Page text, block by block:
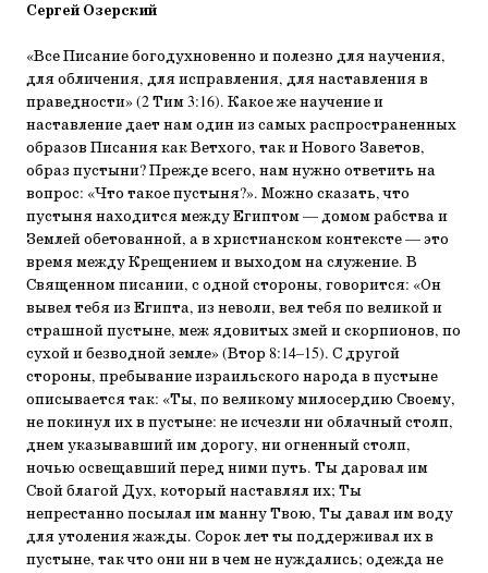
Сергей Озерский
«Все Писание богодухновенно и полезно для научения,
для обличения, для исправления, для наставления в
праведности» (2 Тим 3:16). Какое же научение и
наставление дает нам один из самых распространенных
образов Писания как Ветхого, так и Нового Заветов,
образ пустыни? Прежде всего, нам нужно ответить на
вопрос: «Что такое пустыня?». Можно сказать, что
пустыня находится между Египтом — домом рабства и
Землей обетованной, а в христианском контексте — это
время между Крещением и выходом на служение. В
Священном писании, с одной стороны, говорится: «Он
вывел тебя из Египта, из неволи, вел тебя по великой и
страшной пустыне, меж ядовитых змей и скорпионов, по
сухой и безводной земле» (Втор 8:14–15). С другой
стороны, пребывание израильского народа в пустыне
описывается так: «Ты, по великому милосердию Своему,
не покинул их в пустыне: не исчезли ни облачный столп,
днем указывавший им дорогу, ни огненный столп,
ночью освещавший перед ними путь. Ты даровал им
Свой благой Дух, который наставлял их; Ты
непрестанно посылал им манну Твою, Ты давал им воду
для утоления жажды. Сорок лет ты поддерживал их в
пустыне, так что они ни в чем не нуждались; одежда не